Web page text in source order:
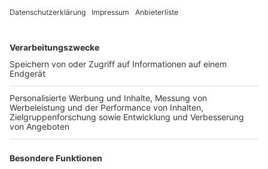
Platz für über 300 Autos. Für Besitzer von
auch Möglichkeiten, Fahrräder sicher in der Anlage
abzustellen.
Weitere Themen von Rhein und Erft